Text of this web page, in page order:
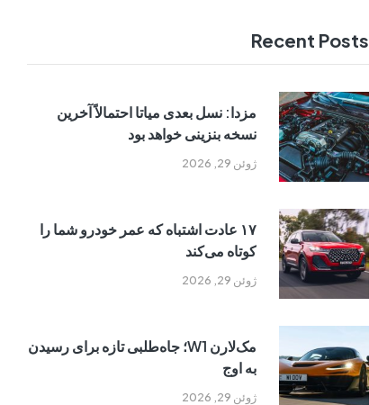
Recent Posts
ژوئن 29, 2026
مزدا: نسل بعدی میاتا احتمالاً آخرین
نسخه بنزینی خواهد بود
ژوئن 29, 2026
۱۷ عادت اشتباه که عمر خودرو شما را
کوتاه می‌کند
ژوئن 29, 2026
مک‌لارن W1؛ جاه‌طلبی تازه برای رسیدن
به اوج